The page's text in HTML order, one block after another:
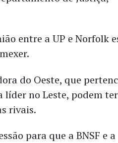
entre a UP e Norfolk
do Oeste, que
líder no Leste, podem ter
rivais.
para que a BNSF e a